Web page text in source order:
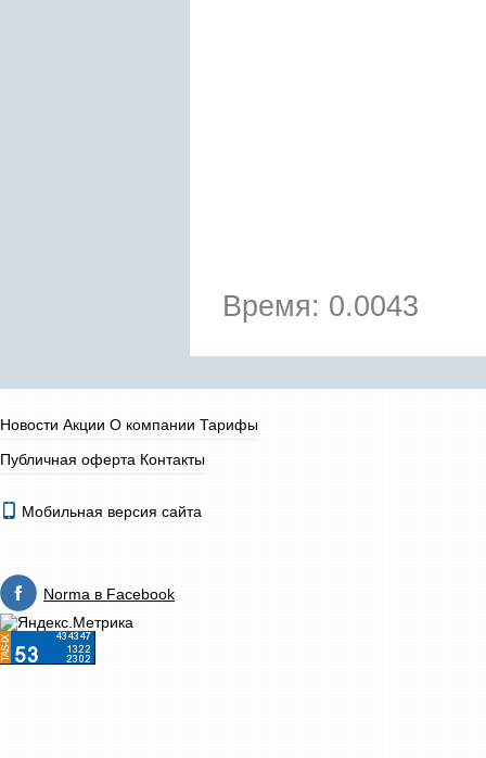
Время: 0.0043
Новости Акции О компании Тарифы
Публичная оферта Контакты
Мобильная версия сайта
Norma в Facebook